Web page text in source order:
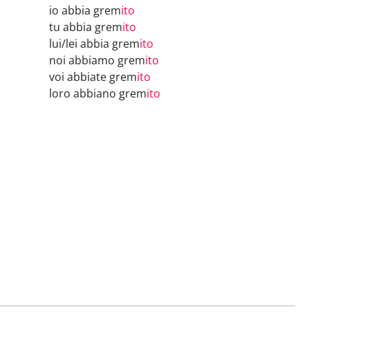
io abbia gremito
tu abbia gremito
lui/lei abbia gremito
noi abbiamo gremito
voi abbiate gremito
loro abbiano gremito